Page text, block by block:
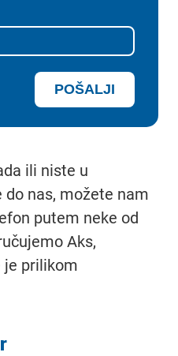
ili niste u
nas, možete nam
putem neke od
Aks,
je prilikom